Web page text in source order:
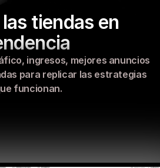
tiendas en
ingresos, mejores anuncios
para replicar las estrategias
funcionan.